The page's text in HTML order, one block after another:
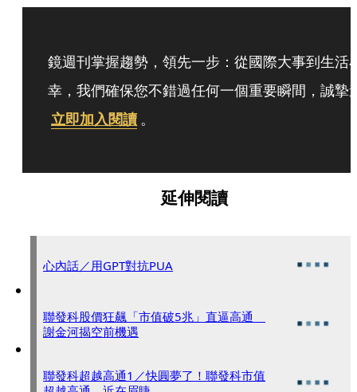
鏡週刊掌握趨勢，領先一步：從國際大事到生活
幸，我們確保您不錯過任何一個重要瞬間，誠摯
立即加入閱讀 。
延伸閱讀
心內話／用GPT對抗PUA
聯發科股價狂飆「市值破5兆」直逼高通
謝金河揭空前機遇
聯發科超越高通1／快圓夢了！聯發科市值